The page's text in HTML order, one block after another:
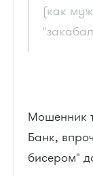
(как
Мошенник
Банк,
бисером"